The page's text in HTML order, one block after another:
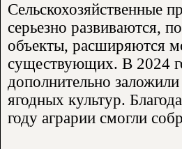
Сельскохозяйственные
серьезно развиваются,
объекты, расширяются
существующих. В 2024
дополнительно заложили
ягодных культур.
году аграрии смогли